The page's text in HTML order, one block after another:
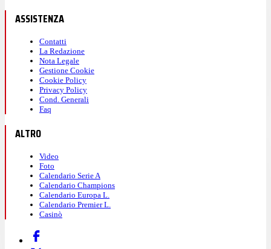
ASSISTENZA
Contatti
La Redazione
Nota Legale
Gestione Cookie
Cookie Policy
Privacy Policy
Cond. Generali
Faq
ALTRO
Video
Foto
Calendario Serie A
Calendario Champions
Calendario Europa L.
Calendario Premier L.
Casinò